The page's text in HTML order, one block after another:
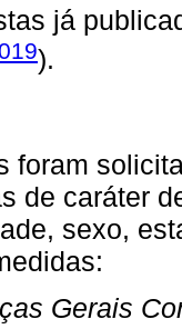
já
).
foram
de caráter
sexo,
Gerais